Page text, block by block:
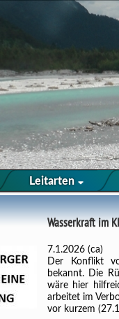
Leitarten
Wasserkraft im
7.1.2026 (ca)
Der Konflikt
bekannt. Die
wäre hier
arbeitet im
vor kurzem